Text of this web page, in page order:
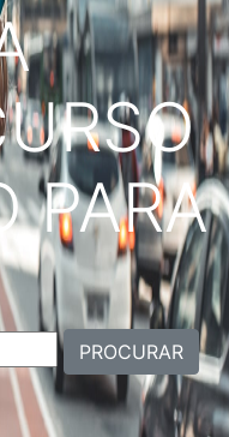
PARA
PROCURAR